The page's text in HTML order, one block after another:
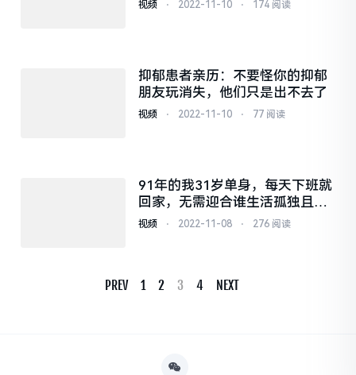
视频 ⋅ 2022-11-10 ⋅ 174 阅读
抑郁患者亲历：不要怪你的抑郁
朋友玩消失，他们只是出不去了
视频 ⋅ 2022-11-10 ⋅ 77 阅读
91年的我31岁单身，每天下班就
回家，无需迎合谁生活孤独且平
庸
视频 ⋅ 2022-11-08 ⋅ 276 阅读
PREV 1 2 3 4 NEXT